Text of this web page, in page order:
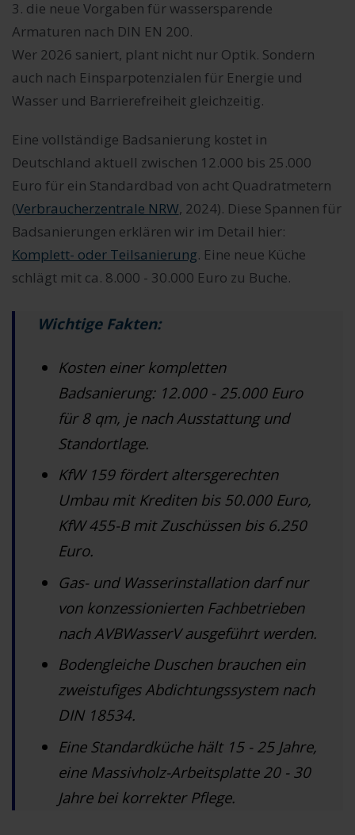
3. die neue Vorgaben für wassersparende
Armaturen nach DIN EN 200.
Wer 2026 saniert, plant nicht nur Optik. Sondern
auch nach Einsparpotenzialen für Energie und
Wasser und Barrierefreiheit gleichzeitig.
Eine vollständige Badsanierung kostet in
Deutschland aktuell zwischen 12.000 bis 25.000
Euro für ein Standardbad von acht Quadratmetern
(Verbraucherzentrale NRW, 2024). Diese Spannen für
Badsanierungen erklären wir im Detail hier:
Komplett- oder Teilsanierung. Eine neue Küche
schlägt mit ca. 8.000 - 30.000 Euro zu Buche.
Wichtige Fakten:
Kosten einer kompletten
Badsanierung: 12.000 - 25.000 Euro
für 8 qm, je nach Ausstattung und
Standortlage.
KfW 159 fördert altersgerechten
Umbau mit Krediten bis 50.000 Euro,
KfW 455-B mit Zuschüssen bis 6.250
Euro.
Gas- und Wasserinstallation darf nur
von konzessionierten Fachbetrieben
nach AVBWasserV ausgeführt werden.
Bodengleiche Duschen brauchen ein
zweistufiges Abdichtungssystem nach
DIN 18534.
Eine Standardküche hält 15 - 25 Jahre,
eine Massivholz-Arbeitsplatte 20 - 30
Jahre bei korrekter Pflege.